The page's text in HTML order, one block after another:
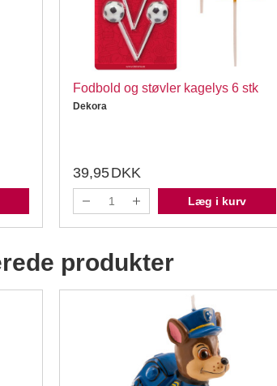
Fodbold og støvler kagelys 6 stk
Dekora
39,95DKK
Læg i kurv
produkter